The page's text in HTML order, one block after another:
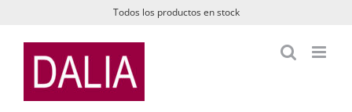
contenido
Todos los productos en stock